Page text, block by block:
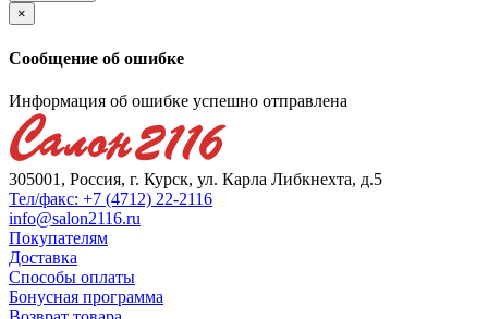
×
Сообщение об ошибке
Информация об ошибке успешно отправлена
305001, Россия, г. Курск, ул. Карла Либкнехта, д.5
Тел/факс: +7 (4712) 22-2116
info@salon2116.ru
Покупателям
Доставка
Способы оплаты
Бонусная программа